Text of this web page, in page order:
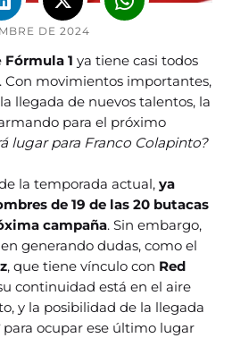
DE 2024
Fórmula 1 ya tiene casi todos
Con movimientos importantes,
llegada de nuevos talentos, la
para el próximo
lugar para Franco Colapinto?
la temporada actual,ya
de 19 de las 20 butacas
campaña. Sin embargo,
generando dudas, como el
, que tiene vínculo con Red
continuidad está en el aire
y la posibilidad de la llegada
para ocupar ese último lugar